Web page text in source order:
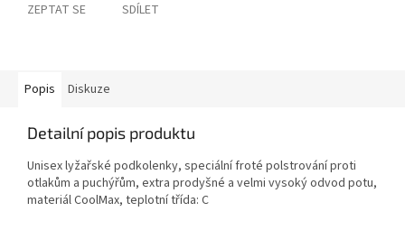
ZEPTAT SE SDÍLET
Popis Diskuze
Detailní popis produktu
Unisex lyžařské podkolenky, speciální froté polstrování proti
otlakům a puchýřům, extra prodyšné a velmi vysoký odvod potu,
materiál CoolMax, teplotní třída: C